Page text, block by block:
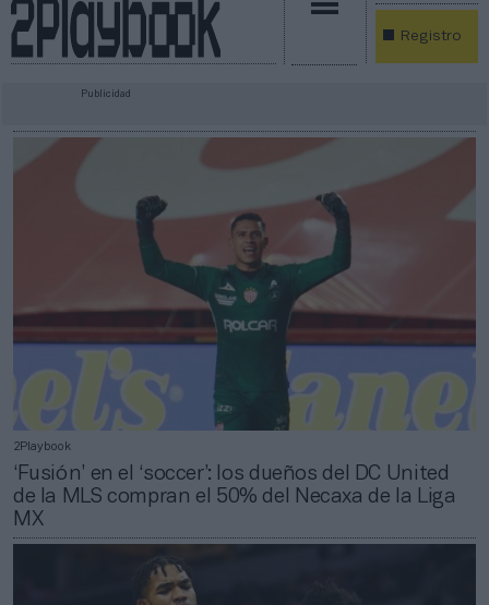
Registro
Publicidad
2Playbook
‘Fusión’ en el ‘soccer’: los dueños del DC United
de la MLS compran el 50% del Necaxa de la Liga
MX